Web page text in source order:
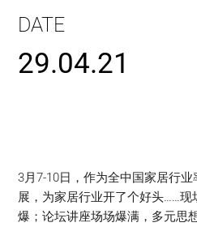
DATE
29.04.21
3月7-10日，作为全中国家居行
展，为家居行业开了个好头……现
爆；论坛讲座场场爆满，多元思